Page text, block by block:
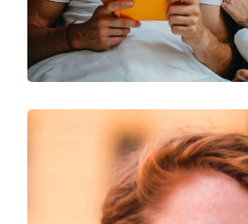
Спорт:
Доступен рецепт: